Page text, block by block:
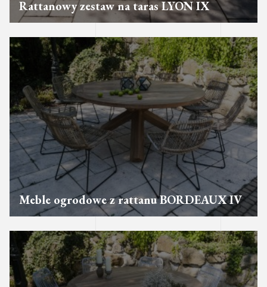
Rattanowy zestaw na taras LYON IX
Meble ogrodowe z rattanu BORDEAUX IV